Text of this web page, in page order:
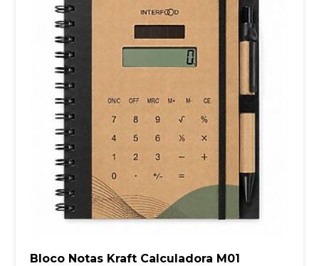
Bloco Notas Kraft Calculadora M01